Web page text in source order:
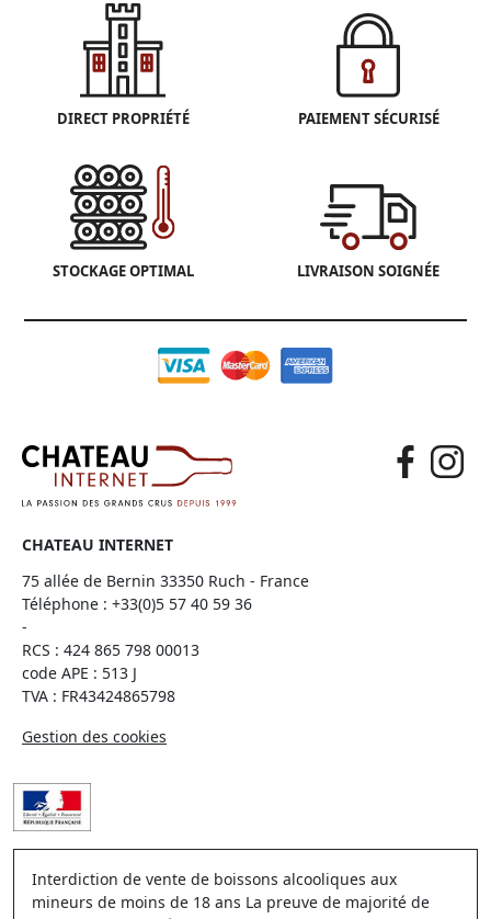
DIRECT PROPRIÉTÉ PAIEMENT SÉCURISÉ
STOCKAGE OPTIMAL LIVRAISON SOIGNÉE
CHATEAU INTERNET
75 allée de Bernin 33350 Ruch - France
Téléphone : +33(0)5 57 40 59 36
-
RCS : 424 865 798 00013
code APE : 513 J
TVA : FR43424865798
Gestion des cookies
Interdiction de vente de boissons alcooliques aux
mineurs de moins de 18 ans La preuve de majorité de